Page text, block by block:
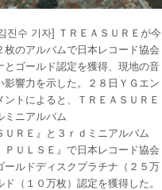
진수 기자] ＴＲＥＡＳＵＲＥが今
枚のアルバムで日本レコード協会
とゴールド認定を獲得、現地の音
影響力を示した。２８日ＹＧエン
ントによると、ＴＲＥＡＳＵＲＥ
ミニアルバム
ＵＲＥ』と３ｒｄミニアルバム
ＰＵＬＳＥ』で日本レコード協会
ールドディスクプラチナ（２５万
（１０万枚）認定を獲得した。